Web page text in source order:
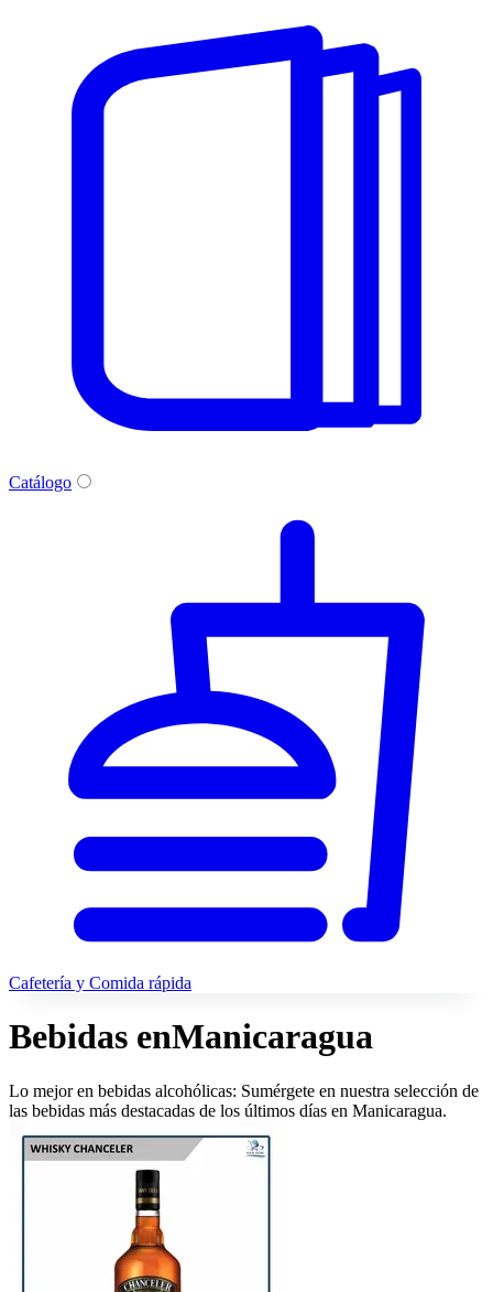
Catálogo
Cafetería y Comida rápida
Bebidas enManicaragua
Lo mejor en bebidas alcohólicas: Sumérgete en nuestra selección de
las bebidas más destacadas de los últimos días en Manicaragua.